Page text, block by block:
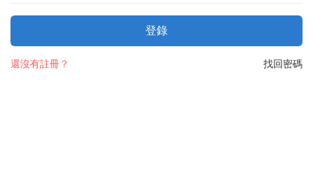
登錄
找回密碼
還沒有註冊？